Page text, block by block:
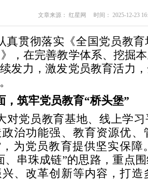
文章来源： 红星网 时间： 2025-12-23
真贯彻落实《全国党员教
，在完善教学体系、挖掘
发力，激发党员教育活力
，筑牢党员教育“桥头堡”
对党员教育基地、线上学
治功能强、教育资源优、
为党员教育提供坚实保
、串珠成链”的思路，重点
、改革创新等内容，打造